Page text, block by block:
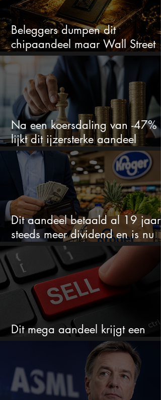
Beleggers dumpen dit
chipaandeel maar Wall Street
ziet een zeldzame koopkans
Na een koersdaling van -47%
lijkt dit ijzersterke aandeel
aantrekkelijker dan ooit
Dit aandeel betaald al 19 jaar
steeds meer dividend en is nu
goedkoop
Dit mega aandeel krijgt een
zeldzaam verkoopadvies